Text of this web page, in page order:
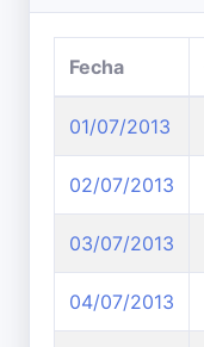
Fecha
01/07/2013
02/07/2013
03/07/2013
04/07/2013